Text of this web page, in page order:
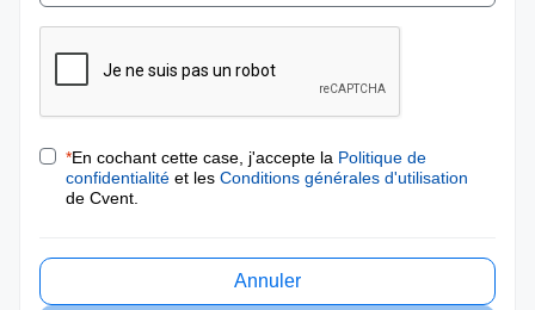
*En cochant cette case, j'accepte la Politique de
confidentialité et les Conditions générales d'utilisation
de Cvent.
Annuler